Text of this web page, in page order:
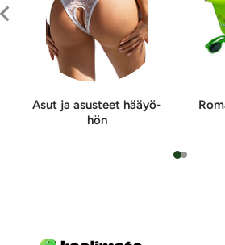
Asut ja asusteet hää­yö­
hön